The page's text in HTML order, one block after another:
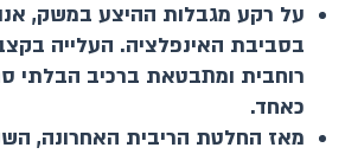
על רקע מגבלות ההיצע במשק,
בסביבת האינפלציה. העלייה
רוחבית ומתבטאת ברכיב הבלתי
כאחד.
מאז החלטת הריבית האחרונה,